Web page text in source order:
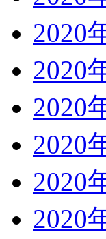
2020
2020
2020
2020
2020
2020